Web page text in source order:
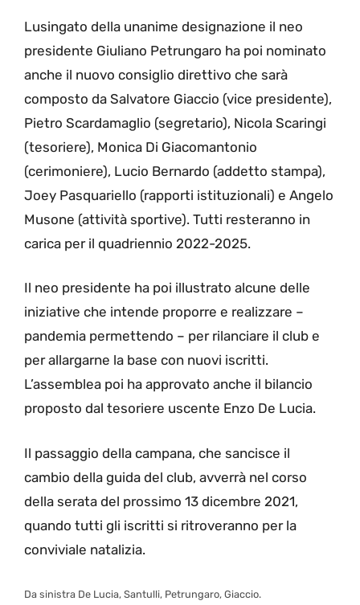
Lusingato della unanime designazione il neo
presidente Giuliano Petrungaro ha poi nominato
anche il nuovo consiglio direttivo che sarà
composto da Salvatore Giaccio (vice presidente),
Pietro Scardamaglio (segretario), Nicola Scaringi
(tesoriere), Monica Di Giacomantonio
(cerimoniere), Lucio Bernardo (addetto stampa),
Joey Pasquariello (rapporti istituzionali) e Angelo
Musone (attività sportive). Tutti resteranno in
carica per il quadriennio 2022-2025.
Il neo presidente ha poi illustrato alcune delle
iniziative che intende proporre e realizzare –
pandemia permettendo – per rilanciare il club e
per allargarne la base con nuovi iscritti.
L’assemblea poi ha approvato anche il bilancio
proposto dal tesoriere uscente Enzo De Lucia.
Il passaggio della campana, che sancisce il
cambio della guida del club, avverrà nel corso
della serata del prossimo 13 dicembre 2021,
quando tutti gli iscritti si ritroveranno per la
conviviale natalizia.
Da sinistra De Lucia, Santulli, Petrungaro, Giaccio.